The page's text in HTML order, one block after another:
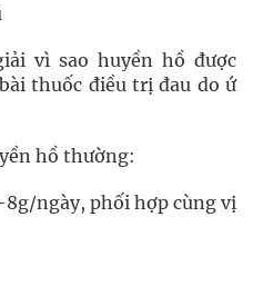
vì sao huyền hồ được
thuốc điều trị đau do ứ
hồ thường:
ngày, phối hợp cùng vị